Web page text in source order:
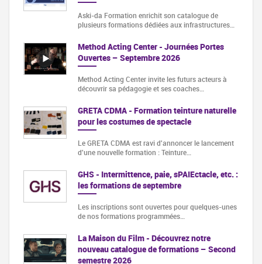
Aski-da Formation enrichit son catalogue de
plusieurs formations dédiées aux infrastructures…
Method Acting Center - Journées Portes
Ouvertes – Septembre 2026
Method Acting Center invite les futurs acteurs à
découvrir sa pédagogie et ses coaches…
GRETA CDMA - Formation teinture naturelle
pour les costumes de spectacle
Le GRETA CDMA est ravi d'annoncer le lancement
d'une nouvelle formation : Teinture…
GHS - Intermittence, paie, sPAIEctacle, etc. :
les formations de septembre
Les inscriptions sont ouvertes pour quelques-unes
de nos formations programmées…
La Maison du Film - Découvrez notre
nouveau catalogue de formations – Second
semestre 2026